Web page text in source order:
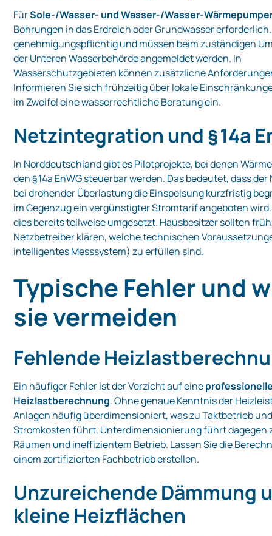
FürSole‑/Wasser‑ und Wasser‑/
Bohrungen in das Erdreich oder Grundwasser
genehmigungspflichtig und müssen beim zuständigen
der Unteren Wasserbehörde angemeldet werden. In
Wasserschutzgebieten können zusätzliche
Informieren Sie sich frühzeitig über lokale
im Zweifel eine wasserrechtliche Beratung ein.
Netzintegration und § 14a
In Norddeutschland gibt es Pilotprojekte, bei denen
den § 14a EnWG steuerbar werden. Das bedeutet, dass
bei drohender Überlastung die Einspeisung kurzfristig
im Gegenzug ein vergünstigter Stromtarif angeboten
dies bereits teilweise umgesetzt. Hausbesitzer sollten
Netzbetreiber klären, welche technischen
intelligentes Messsystem) zu erfüllen sind.
Typische Fehler und
sie vermeiden
Fehlende
Ein häufiger Fehler ist der Verzicht auf eine
Heizlastberechnung. Ohne genaue Kenntnis der
Anlagen häufig überdimensioniert, was zu Taktbetrieb
Stromkosten führt. Unterdimensionierung führt dagegen
Räumen und ineffizientem Betrieb. Lassen Sie die
einem zertifizierten Fachbetrieb erstellen.
Unzureichende Dämmung
kleine Heizflächen